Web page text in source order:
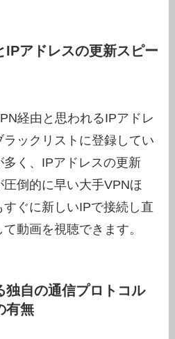
IPアドレスの更新スピー
経由と思われるIPアドレ
ックリストに登録してい
多く、IPアドレスの更新
圧倒的に早い大手VPNほ
ぐに新しいIPで接続し直
動画を視聴できます。
独自の通信プロトコル
有無